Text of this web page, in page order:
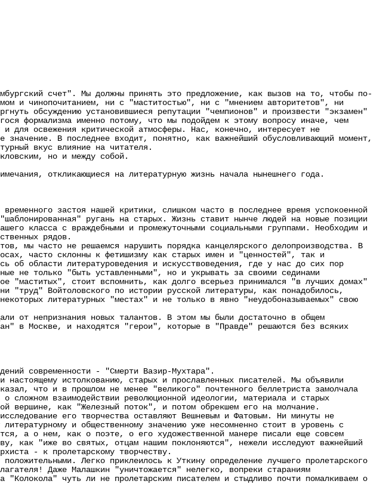
счет". Мы должны принять это предложение, как вызов на то, чтобы по-
и чинопочитанием, ни с "маститостью", ни с "мнением авторитетов", ни
обсуждению установившиеся репутации "чемпионов" и произвести "экзамен"
формализма именно потому, что мы подойдем к этому вопросу иначе, чем
для освежения критической атмосферы. Нас, конечно, интересует не
значение. В последнее входит, понятно, как важнейший обусловливающий момент,
вкус влияние на читателя.
но и между собой.
откликающиеся на литературную жизнь начала нынешнего года.
застоя нашей критики, слишком часто в последнее время успокоенной
ругань на старых. Жизнь ставит нынче людей на новые позиции
класса с враждебными и промежуточными социальными группами. Необходим и
рядов.
мы часто не решаемся нарушить порядка канцелярского делопроизводства. В
часто склонны к фетишизму как старых имен и "ценностей", так и
об области литературоведения и искусствоведения, где у нас до сих пор
не только "быть уставленными", но и укрывать за своими сединами
"маститых", стоит вспомнить, как долго всерьез принимался "в лучших домах"
"труд" Войтоловского по истории русской литературы, как понадобилось,
литературных "местах" и не только в явно "неудобоназываемых" свою
непризнания новых талантов. В этом мы были достаточно в общем
в Москве, и находятся "герои", которые в "Правде" решаются без всяких
современности - "Смерти Вазир-Мухтара".
истолкованию, старых и прославленных писателей. Мы объявили
что и в прошлом не менее "великого" почтенного беллетриста замолчала
взаимодействии революционной идеологии, материала и старых
вершине, как "Железный поток", и потом обрекшем его на молчание.
его творчества оставляют Вешневым и Фатовым. Ни минуты не
и общественному значению уже несомненно стоит в уровень с
а о нем, как о поэте, о его художественной манере писали еще совсем
как "иже во святых, отцам нашим поклоняются", нежели исследуют важнейший
- к пролетарскому творчеству.
Легко приклеилось к Уткину определение лучшего пролетарского
Даже Малашкин "уничтожается" нелегко, вопреки стараниям
"Колокола" чуть ли не пролетарским писателем и стыдливо почти помалкиваем о